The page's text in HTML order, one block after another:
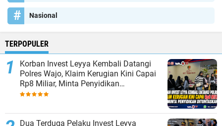
Nasional
TERPOPULER
Korban Invest Leyya Kembali Datangi
Polres Wajo, Klaim Kerugian Kini Capai
Rp8 Miliar, Minta Penyidikan
Dituntaskan
Dua Terduga Pelaku Invest Leyya